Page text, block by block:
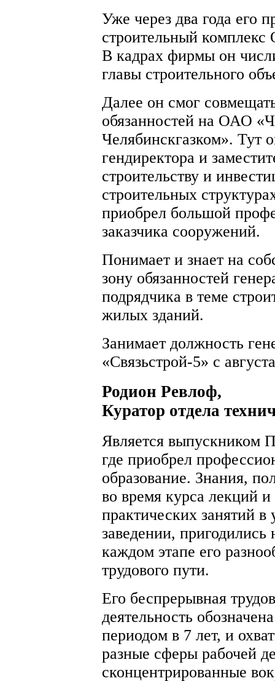
Уже через два года его
строительный
В кадрах фирмы он
главы строительного
Далее он смог
обязанностей на ОАО
Челябинскгазком». Тут
гендиректора и
строительству и
строительных
приобрел большой
заказчика сооружений.
Понимает и знает на
зону обязанностей
подрядчика в теме
жилых зданий.
Занимает должность
«Связьстрой-5» с
Родион Ревлоф,
Куратор отдела
Является выпускником
где приобрел
образование. Знания,
во время курса лекций и
практических занятий в
заведении, пригодились
каждом этапе его
трудового пути.
Его беспрерывная
деятельность обозначена
периодом в 7 лет, и
разные сферы рабочей
сконцентрированные